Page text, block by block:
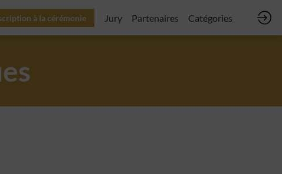
à la cérémonie Jury Partenaires Catégories